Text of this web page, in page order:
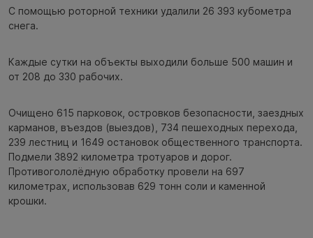
С помощью роторной техники удалили 26 393 кубометра
снега.
Каждые сутки на объекты выходили больше 500 машин и
от 208 до 330 рабочих.
Очищено 615 парковок, островков безопасности, заездных
карманов, въездов (выездов), 734 пешеходных перехода,
239 лестниц и 1649 остановок общественного транспорта.
Подмели 3892 километра тротуаров и дорог.
Противогололёдную обработку провели на 697
километрах, использовав 629 тонн соли и каменной
крошки.